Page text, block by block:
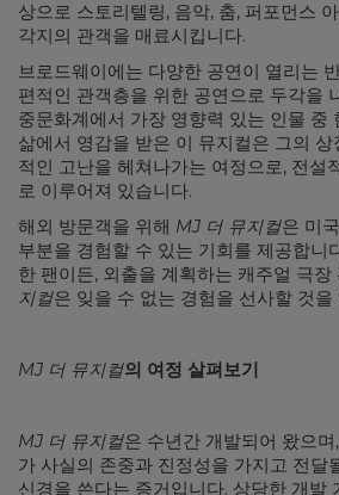
상으로 스토리텔링, 음악, 춤, 퍼포먼스
각지의 관객을 매료시킵니다.
브로드웨이에는 다양한 공연이 열리는
편적인 관객층을 위한 공연으로 두각을
중문화계에서 가장 영향력 있는 인물 중
삶에서 영감을 받은 이 뮤지컬은 그의
적인 고난을 헤쳐나가는 여정으로, 전설
로 이루어져 있습니다.
해외 방문객을 위해 MJ 더 뮤지컬은 미
부분을 경험할 수 있는 기회를 제공합니
한 팬이든, 외출을 계획하는 캐주얼 극장
지컬은 잊을 수 없는 경험을 선사할 것을
MJ 더 뮤지컬의 여정 살펴보기
MJ 더 뮤지컬은 수년간 개발되어 왔으
가 사실의 존중과 진정성을 가지고 전달
신경을 쓴다는 증거입니다. 상당한 개발